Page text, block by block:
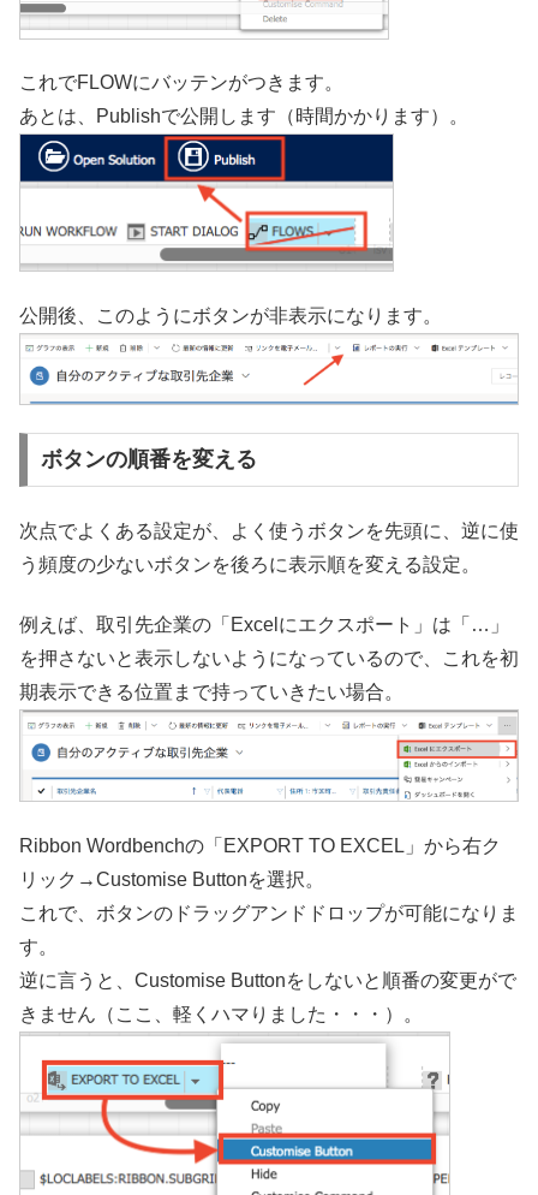
これでFLOWにバッテンがつきます。
あとは、Publishで公開します（時間かかります）。
公開後、このようにボタンが非表示になります。
ボタンの順番を変える
次点でよくある設定が、よく使うボタンを先頭に、逆に使
う頻度の少ないボタンを後ろに表示順を変える設定。
例えば、取引先企業の「Excelにエクスポート」は「…」
を押さないと表示しないようになっているので、これを初
期表示できる位置まで持っていきたい場合。
Ribbon Wordbenchの「EXPORT TO EXCEL」から右ク
リック→Customise Buttonを選択。
これで、ボタンのドラッグアンドドロップが可能になりま
す。
逆に言うと、Customise Buttonをしないと順番の変更がで
きません（ここ、軽くハマりました・・・）。